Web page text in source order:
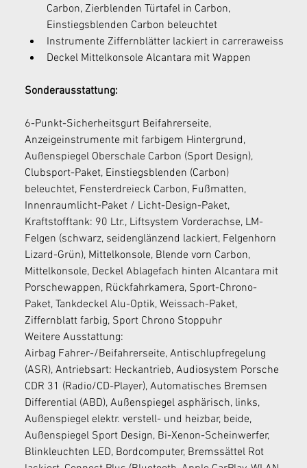
Carbon, Zierblenden Türtafel in Carbon,
Einstiegsblenden Carbon beleuchtet
Instrumente Ziffernblätter lackiert in carreraweiss
Deckel Mittelkonsole Alcantara mit Wappen
Sonderausstattung:
6-Punkt-Sicherheitsgurt Beifahrerseite,
Anzeigeinstrumente mit farbigem Hintergrund,
Außenspiegel Oberschale Carbon (Sport Design),
Clubsport-Paket, Einstiegsblenden (Carbon)
beleuchtet, Fensterdreieck Carbon, Fußmatten,
Innenraumlicht-Paket / Licht-Design-Paket,
Kraftstofftank: 90 Ltr., Liftsystem Vorderachse, LM-
Felgen (schwarz, seidenglänzend lackiert, Felgenhorn
Lizard-Grün), Mittelkonsole, Blende vorn Carbon,
Mittelkonsole, Deckel Ablagefach hinten Alcantara mit
Porschewappen, Rückfahrkamera, Sport-Chrono-
Paket, Tankdeckel Alu-Optik, Weissach-Paket,
Ziffernblatt farbig, Sport Chrono Stoppuhr
Weitere Ausstattung:
Airbag Fahrer-/Beifahrerseite, Antischlupfregelung
(ASR), Antriebsart: Heckantrieb, Audiosystem Porsche
CDR 31 (Radio/CD-Player), Automatisches Bremsen
Differential (ABD), Außenspiegel asphärisch, links,
Außenspiegel elektr. verstell- und heizbar, beide,
Außenspiegel Sport Design, Bi-Xenon-Scheinwerfer,
Blinkleuchten LED, Bordcomputer, Bremssättel Rot